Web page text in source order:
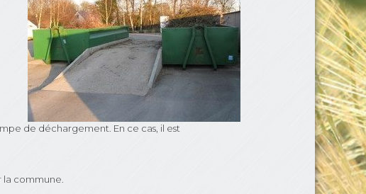
de déchargement. En ce cas, il est
commune.